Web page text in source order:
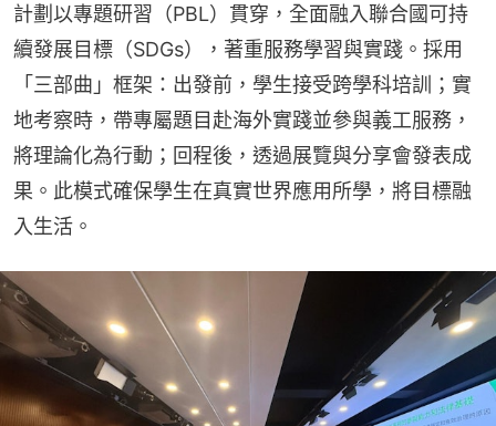
計劃以專題研習（PBL）貫穿，全面融入聯合國可持
續發展目標（SDGs），著重服務學習與實踐。採用
「三部曲」框架：出發前，學生接受跨學科培訓；實
地考察時，帶專屬題目赴海外實踐並參與義工服務，
將理論化為行動；回程後，透過展覽與分享會發表成
果。此模式確保學生在真實世界應用所學，將目標融
入生活。